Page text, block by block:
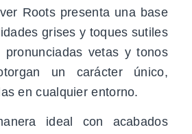
Roots presenta una base
grises y toques sutiles
vetas y tonos
un carácter único,
en cualquier entorno.
ideal con acabados